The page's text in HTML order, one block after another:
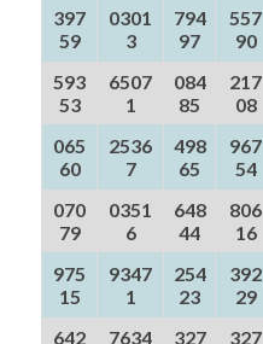
397
59
0301
3
794
97
557
90
593
53
6507
1
084
85
217
08
065
60
2536
7
498
65
967
54
070
79
0351
6
648
44
806
16
975
15
9347
1
254
23
392
29
642
7634
327
327